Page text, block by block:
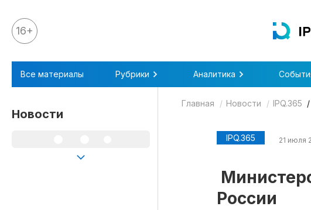
Все материалы
Аналитика
Аналитика
16+
Все материалы Рубрики Аналитика
Новости
Главная Новости IPQ.365
IPQ.365 21 июля
России